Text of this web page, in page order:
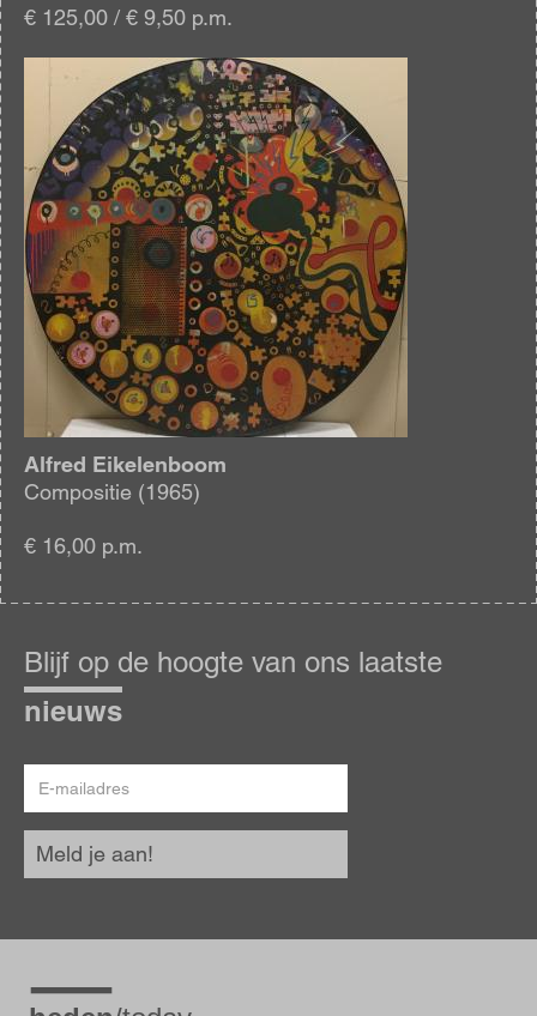
€ 125,00 / € 9,50 p.m.
Afbeelding
Alfred Eikelenboom
Compositie (1965)
€ 16,00 p.m.
op
de
hoogte
Blijf op de hoogte van ons laatste
nieuws
mailadres
Meld je aan!